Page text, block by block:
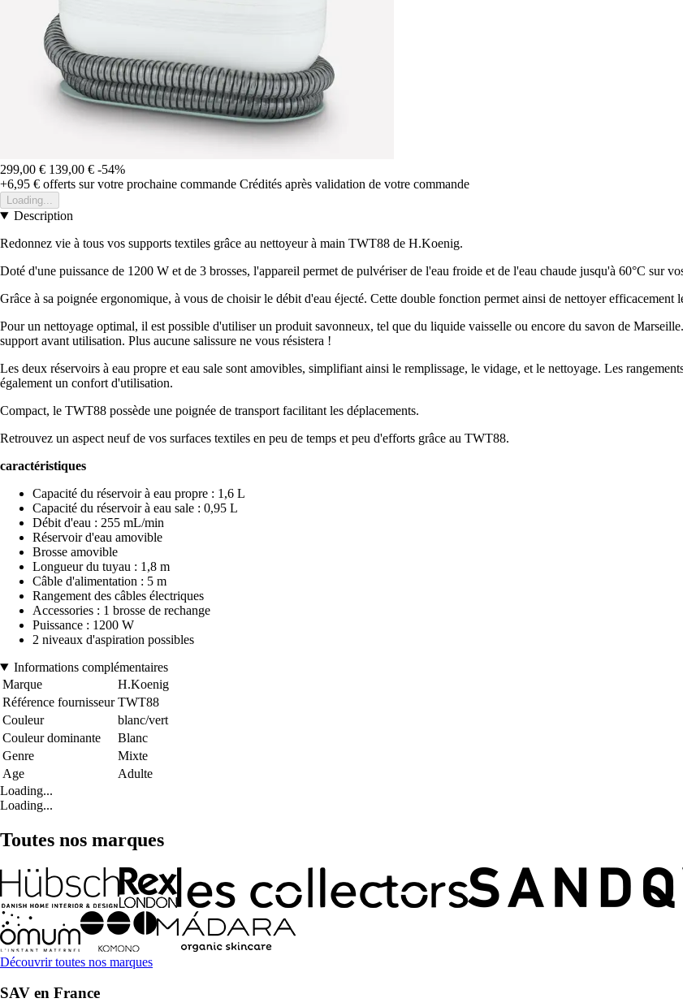
299,00 € 139,00 € -54%
+6,95 € offerts sur votre prochaine commande Crédités après validation de votre commande
Loading...
Description
Redonnez vie à tous vos supports textiles grâce au nettoyeur à main TWT88 de H.Koenig.
Doté d'une puissance de 1200 W et de 3 brosses, l'appareil permet de pulvériser de l'eau froide et de l'eau chaude jusqu'à 60°C sur
Grâce à sa poignée ergonomique, à vous de choisir le débit d'eau éjecté. Cette double fonction permet ainsi de nettoyer
Pour un nettoyage optimal, il est possible d'utiliser un produit savonneux, tel que du liquide vaisselle ou encore du savon de
support avant utilisation. Plus aucune salissure ne vous résistera !
Les deux réservoirs à eau propre et eau sale sont amovibles, simplifiant ainsi le remplissage, le vidage, et le nettoyage. Les
également un confort d'utilisation.
Compact, le TWT88 possède une poignée de transport facilitant les déplacements.
Retrouvez un aspect neuf de vos surfaces textiles en peu de temps et peu d'efforts grâce au TWT88.
caractéristiques
Capacité du réservoir à eau propre : 1,6 L
Capacité du réservoir à eau sale : 0,95 L
Débit d'eau : 255 mL/min
Réservoir d'eau amovible
Brosse amovible
Longueur du tuyau : 1,8 m
Câble d'alimentation : 5 m
Rangement des câbles électriques
Accessories : 1 brosse de rechange
Puissance : 1200 W
2 niveaux d'aspiration possibles
Informations complémentaires
Marque
H.Koenig
Référence fournisseur TWT88
Couleur
blanc/vert
Couleur dominante
Blanc
Genre
Mixte
Age
Adulte
Loading...
Loading...
Toutes nos marques
Découvrir toutes nos marques
SAV en France